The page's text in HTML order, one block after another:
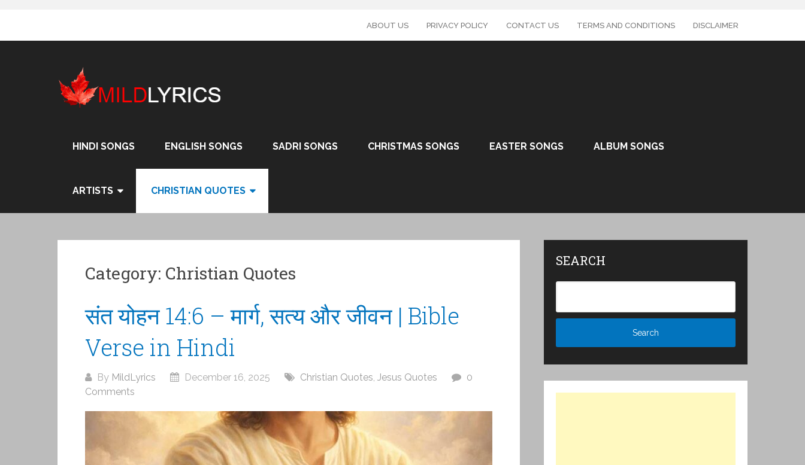
content
ABOUT US PRIVACY POLICY CONTACT US TERMS AND CONDITIONS DISCLAIMER
HINDI SONGS ENGLISH SONGS SADRI SONGS CHRISTMAS SONGS EASTER SONGS ALBUM SONGS
ARTISTS CHRISTIAN QUOTES
Category: Christian Quotes
संत योहन 14:6 – मार्ग, सत्य और जीवन | Bible
Verse in Hindi
By MildLyrics December 16, 2025 Christian Quotes, Jesus Quotes
0
Comments
SEARCH